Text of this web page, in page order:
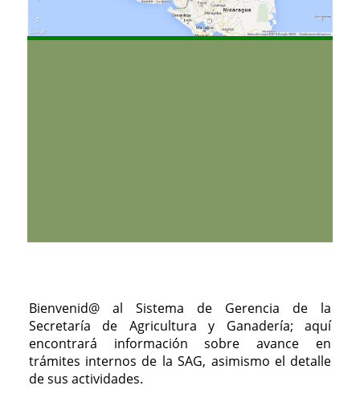
Bienvenid@ al Sistema de Gerencia de la
Secretaría de Agricultura y Ganadería; aquí
encontrará información sobre avance en
trámites internos de la SAG, asimismo el detalle
de sus actividades.